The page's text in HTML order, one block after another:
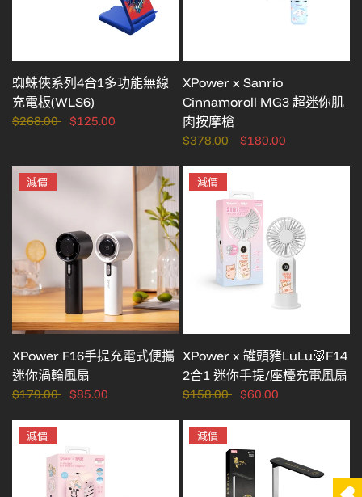
蜘蛛俠系列4合1多功能無線
充電板(WLS6)
$268.00 $125.00
XPower x Sanrio
Cinnamoroll MG3 超迷你肌
肉按摩槍
$378.00 $180.00
減價
XPower F16手提充電式便攜
迷你渦輪風扇
$179.00 $85.00
減價
XPower x 罐頭豬LuLu🐷F14
2合1 迷你手提/座檯充電風扇
$158.00 $60.00
減價 減價